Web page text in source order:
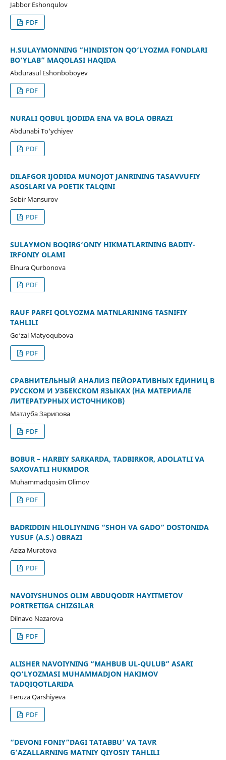
Jabbor Eshonqulov
PDF
H.SULAYMONNING “HINDISTON QO‘LYOZMA FONDLARI
BO‘YLAB” MAQOLASI HAQIDA
Abdurasul Eshonboboyev
PDF
NURALI QOBUL IJODIDA ENA VA BOLA OBRAZI
Abdunabi To‘ychiyev
PDF
DILAFGOR IJODIDA MUNOJOT JANRINING TASAVVUFIY
ASOSLARI VA POETIK TALQINI
Sobir Mansurov
PDF
SULAYMON BOQIRG‘ONIY HIKMATLARINING BADIIY-
IRFONIY OLAMI
Elnura Qurbonova
PDF
RAUF PARFI QOʻLYOZMA MATNLARINING TASNIFIY
TAHLILI
Go‘zal Matyoqubova
PDF
СРАВНИТЕЛЬНЫЙ АНАЛИЗ ПЕЙОРАТИВНЫХ ЕДИНИЦ В
РУССКОМ И УЗБЕКСКОМ ЯЗЫКАХ (НА МАТЕРИАЛЕ
ЛИТЕРАТУРНЫХ ИСТОЧНИКОВ)
Матлуба Зарипова
PDF
BOBUR – HARBIY SARKARDA, TADBIRKOR, ADOLATLI VA
SAXOVATLI HUKMDOR
Muhammadqosim Olimov
PDF
BADRIDDIN HILOLIYNING “SHOH VA GADO” DOSTONIDA
YUSUF (A.S.) OBRAZI
Aziza Muratova
PDF
NAVOIYSHUNOS OLIM ABDUQODIR HAYITMETOV
PORTRETIGA CHIZGILAR
Dilnavo Nazarova
PDF
ALISHER NAVOIYNING “MAHBUB UL-QULUB” ASARI
QO‘LYOZMASI MUHAMMADJON HAKIMOV
TADQIQOTLARIDA
Feruza Qarshiyeva
PDF
“DEVONI FONIY”DAGI TATABBU’ VA TAVR
G‘AZALLARNING MATNIY QIYOSIY TAHLILI